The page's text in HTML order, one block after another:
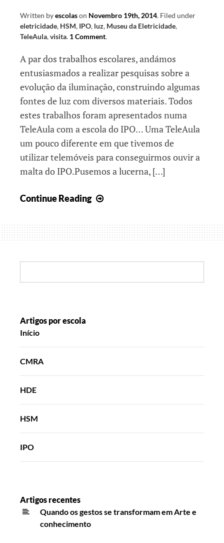
Written byescolason Novembro 19th, 2014. Filed under
eletricidade, HSM, IPO, luz, Museu da Eletricidade,
TeleAula,visita. 1 Comment.
A par dos trabalhos escolares, andámos
entusiasmados a realizar pesquisas sobre a
evolução da iluminação, construindo algumas
fontes de luz com diversos materiais. Todos
estes trabalhos foram apresentados numa
TeleAula com a escola do IPO… Uma TeleAula
um pouco diferente em que tivemos de
utilizar telemóveis para conseguirmos ouvir a
malta do IPO.Pusemos a lucerna, […]
Continue Reading
Luz
Artigos por escola
Início
CMRA
HDE
HSM
IPO
Artigos recentes
Quando os gestos se transformam em Arte e
conhecimento